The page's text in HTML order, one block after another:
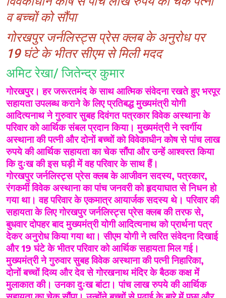
व बच्चों को सौंपा
गोरखपुर जर्नलिस्ट्स प्रेस क्लब के अनुरोध पर
19 घंटे के भीतर सीएम से मिली मदद
अमिट रेखा/ जितेन्द्र कुमार
गोरखपुर। हर जरूरतमंद के साथ आत्मिक संवेदना रखते हुए भरपूर
सहायता उपलब्ध कराने के लिए प्रतिबद्ध मुख्यमंत्री योगी
आदित्यनाथ ने गुरुवार सुबह दिवंगत पत्रकार विवेक अस्थाना के
परिवार को आर्थिक संबल प्रदान किया। मुख्यमंत्री ने स्वर्गीय
अस्थाना की पत्नी और दोनों बच्चों को विवेकाधीन कोष से पांच लाख
रुपये की आर्थिक सहायता का चेक सौंपा और उन्हें आश्वस्त किया
कि दुःख की इस घड़ी में वह परिवार के साथ हैं।
गोरखपुर जर्नलिस्ट्स प्रेस क्लब के आजीवन सदस्य, पत्रकार,
रंगकर्मी विवेक अस्थाना का पांच जनवरी को हृदयाघात से निधन हो
गया था। वह परिवार के एकमात्र आयार्जक सदस्य थे। परिवार की
सहायता के लिए गोरखपुर जर्नलिस्ट्स प्रेस क्लब की तरफ से,
बुधवार दोपहर बाद मुख्यमंत्री योगी आदित्यनाथ को प्रार्थना पत्र
देकर अनुरोध किया गया था। सीएम योगी ने त्वरित संवेदना दिखाई
और 19 घंटे के भीतर परिवार को आर्थिक सहायता मिल गई।
मुख्यमंत्री ने गुरुवार सुबह विवेक अस्थाना की पत्नी निहारिका,
दोनों बच्चों दिव्य और देव से गोरखनाथ मंदिर के बैठक कक्ष में
मुलाकात की। उनका दुःख बांटा। पांच लाख रुपये की आर्थिक